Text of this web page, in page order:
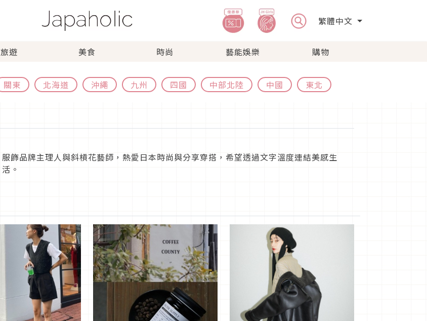
繁體中文
旅遊 美食 時尚 藝能娛樂 購物
關東 北海道 沖繩 九州 四國 中部北陸 中國 東北
服飾品牌主理人與斜槓花藝師，熱愛日本時尚與分享穿搭，希望透過文字溫度連結美感生
活。